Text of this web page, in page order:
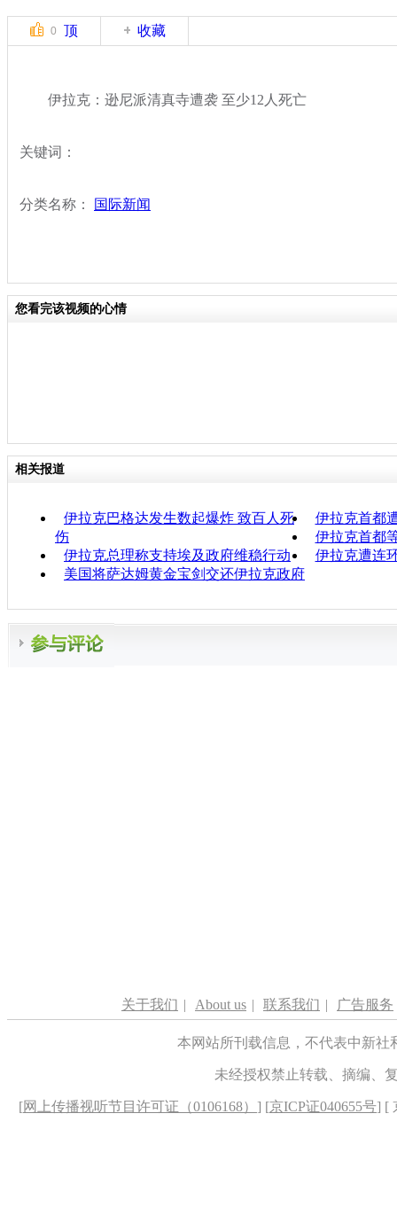
0 顶 收藏
伊拉克：逊尼派清真寺遭袭 至少12人死亡
关键词：
分类名称： 国际新闻
您看完该视频的心情
相关报道
伊拉克巴格达发生数起爆炸 致百人死
伤
伊拉克首都
伊拉克首都
伊拉克总理称支持埃及政府维稳行动
伊拉克遭连
美国将萨达姆黄金宝剑交还伊拉克政府
关于我们 | About us | 联系我们 | 广告服务
本网站所刊载信息，不代表中新
未经授权禁止转载、摘编、
[网上传播视听节目许可证（0106168） ] [京ICP证040655号] [